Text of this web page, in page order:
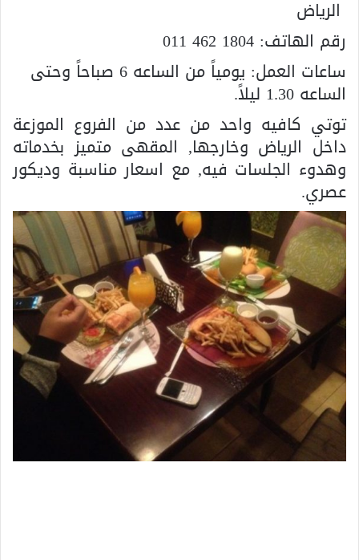
رقم الهاتف: 011 462 1804
ساعات العمل: يومياً من الساعه 6 صباحاً وحتى
الساعه 1.30 ليلاً.
توتي كافيه واحد من عدد من الفروع الموزعة
داخل الرياض وخارجها, المقهى متميز بخدماته
وهدوء الجلسات فيه, مع اسعار مناسبة وديكور
عصري.